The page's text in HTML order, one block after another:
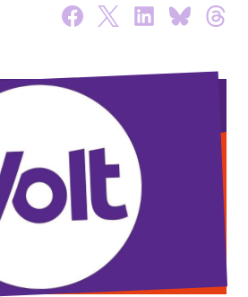
Volt!